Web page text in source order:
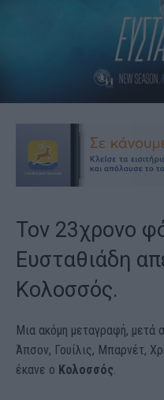
Τον 23χρονο
Ευσταθιάδη
Κολοσσός.
Μια ακόμη μεταγραφή, μετά
Άπσον, Γουίλις, Μπαρνέτ,
έκανε ο Κολοσσός.